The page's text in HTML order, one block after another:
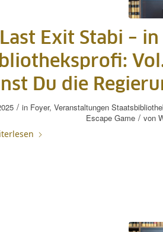
Last Exit Stabi –
Du die
/ in Foyer, Veranstaltungen
Escape Game / von